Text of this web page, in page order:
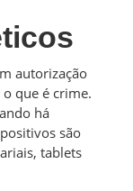
autorização
que é crime.
há
são
tablets